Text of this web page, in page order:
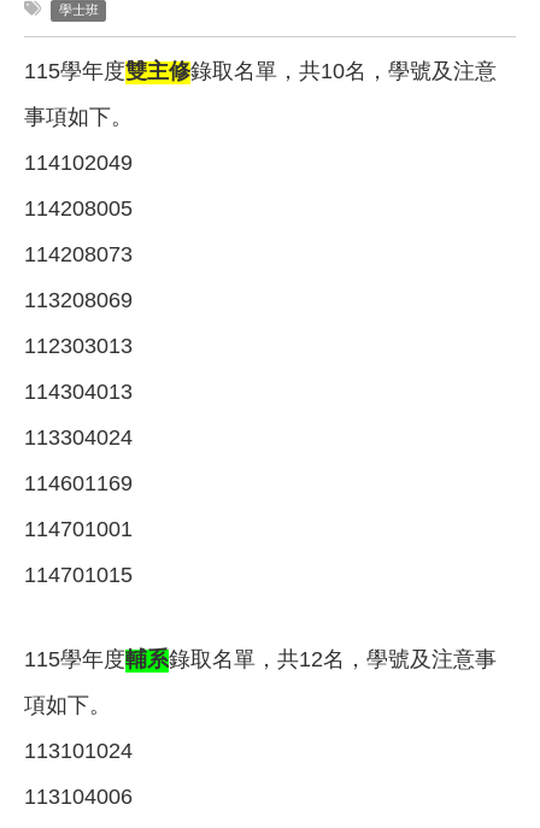
學士班
115學年度雙主修錄取名單，共10名，學號及注意
事項如下。
114102049
114208005
114208073
113208069
112303013
114304013
113304024
114601169
114701001
114701015
115學年度輔系錄取名單，共12名，學號及注意事
項如下。
113101024
113104006